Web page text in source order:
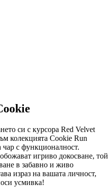
си с курсора Red Velvet
колекцията Cookie Run
чар с функционалност.
игриво докосване, той
в забавно и живо
израз на вашата личност,
усмивка!